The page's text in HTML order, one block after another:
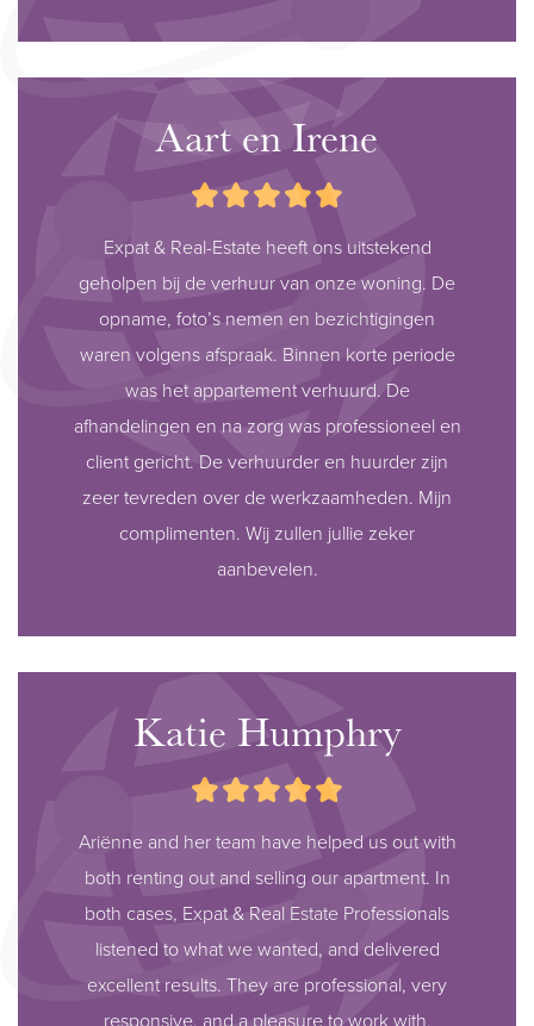
Aart en Irene
Expat & Real-Estate heeft ons uitstekend
geholpen bij de verhuur van onze woning. De
opname, foto’s nemen en bezichtigingen
waren volgens afspraak. Binnen korte periode
was het appartement verhuurd. De
afhandelingen en na zorg was professioneel en
client gericht. De verhuurder en huurder zijn
zeer tevreden over de werkzaamheden. Mijn
complimenten. Wij zullen jullie zeker
aanbevelen.
Katie Humphry
Ariënne and her team have helped us out with
both renting out and selling our apartment. In
both cases, Expat & Real Estate Professionals
listened to what we wanted, and delivered
excellent results. They are professional, very
responsive, and a pleasure to work with.